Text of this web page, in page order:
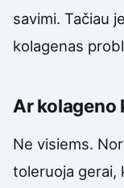
savimi. Tačiau
kolagenas
Ar kolageno
Ne visiems.
toleruoja gerai,